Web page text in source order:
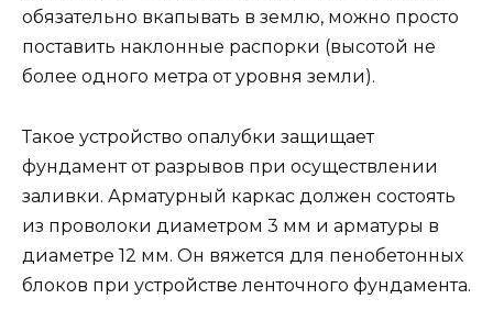
обязательно вкапывать в землю, можно просто
поставить наклонные распорки (высотой не
более одного метра от уровня земли).
Такое устройство опалубки защищает
фундамент от разрывов при осуществлении
заливки. Арматурный каркас должен состоять
из проволоки диаметром 3 мм и арматуры в
диаметре 12 мм. Он вяжется для пенобетонных
блоков при устройстве ленточного фундамента.